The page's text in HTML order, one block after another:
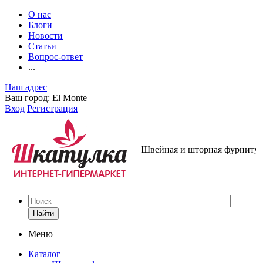
О нас
Блоги
Новости
Статьи
Вопрос-ответ
...
Наш адрес
Ваш город: El Monte
Вход Регистрация
Швейная и шторная
Найти
Меню
Каталог